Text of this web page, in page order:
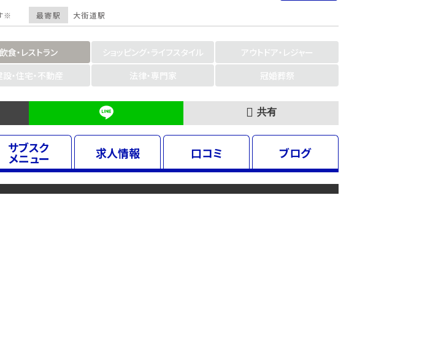
最寄駅 大街道駅
※
飲食・レストラン ショッピング・ライフスタイル
アウトドア・レジャー
設・住宅・不動産 法律・専門家 冠婚葬祭
共有
サブスク
メニュー 求人情報 口コミ ブログ